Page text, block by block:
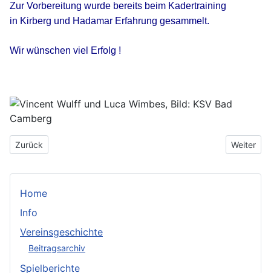
Home
Info
Vereinsgeschichte
Beitragsarchiv
Spielberichte
Zur Vorbereitung wurde bereits beim Kadertraining
in Kirberg und Hadamar Erfahrung gesammelt.
Wir wünschen viel Erfolg !
Vorheriger Beitrag: Nachruf
Zurück Nächster
Weiter